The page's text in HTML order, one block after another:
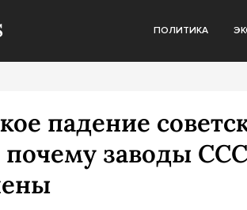
ПОЛИТИКА
падение
почему заводы